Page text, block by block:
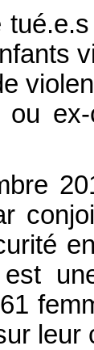
ou
leur